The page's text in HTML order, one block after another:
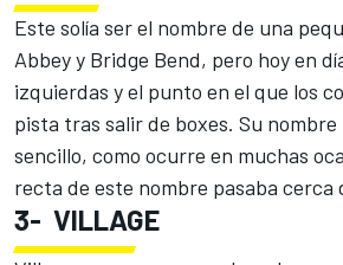
Este solía ser el nombre de una
Abbey y Bridge Bend, pero hoy en
izquierdas y el punto en el que los
pista tras salir de boxes. Su
sencillo, como ocurre en muchas
recta de este nombre pasaba cerca
3- VILLAGE